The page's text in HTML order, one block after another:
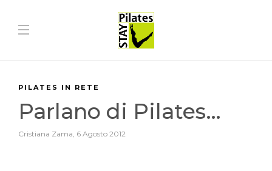
PILATES IN RETE
Parlano di Pilates…
Cristiana Zama, 6 Agosto 2012